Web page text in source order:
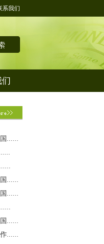
系我们
......
......
......
......
......